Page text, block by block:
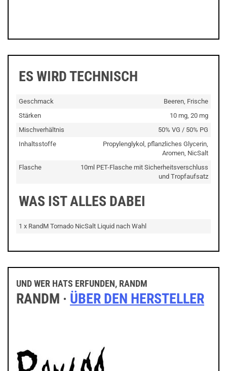
ES WIRD TECHNISCH
Geschmack
Beeren, Frische
Stärken
10 mg, 20 mg
Mischverhältnis
50% VG / 50% PG
Inhaltsstoffe
Propylenglykol, pflanzliches Glycerin,
Aromen, NicSalt
Flasche
10ml PET-Flasche mit Sicherheitsverschluss
und Tropfaufsatz
WAS IST ALLES DABEI
1 x RandM Tornado NicSalt Liquid nach Wahl
UND WER HATS ERFUNDEN, RANDM
RANDM · ÜBER DEN HERSTELLER